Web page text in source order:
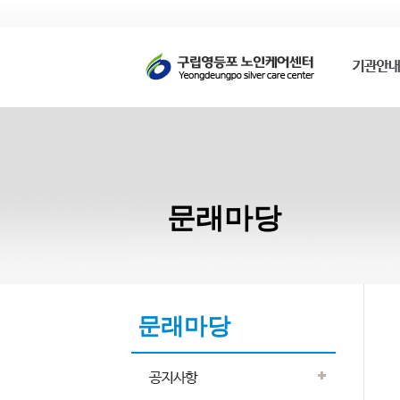
문래마당
문래마당